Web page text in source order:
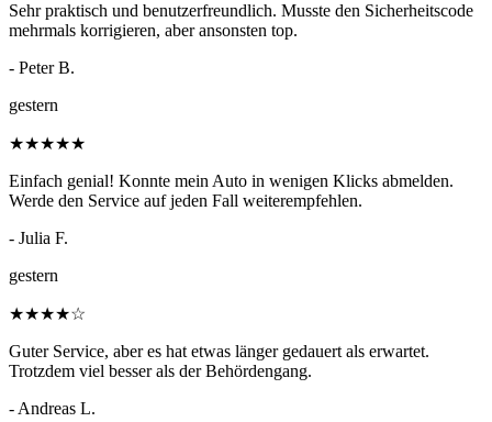
Sehr praktisch und benutzerfreundlich. Musste den Sicherheitscode
mehrmals korrigieren, aber ansonsten top.
- Peter B.
gestern
★★★★★
Einfach genial! Konnte mein Auto in wenigen Klicks abmelden.
Werde den Service auf jeden Fall weiterempfehlen.
- Julia F.
gestern
★★★★☆
Guter Service, aber es hat etwas länger gedauert als erwartet.
Trotzdem viel besser als der Behördengang.
- Andreas L.